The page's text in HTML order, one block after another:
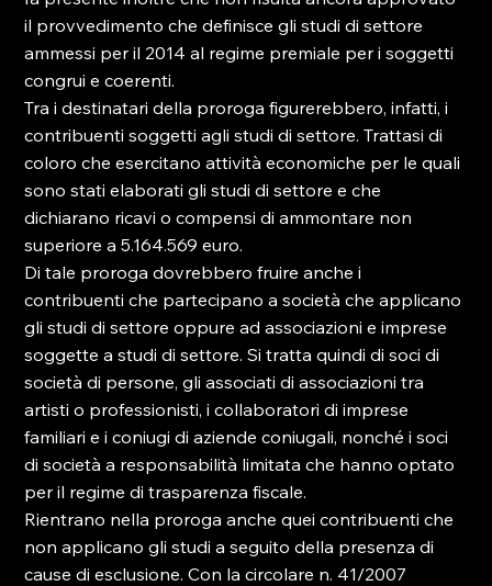
il provvedimento che definisce gli studi di settore
ammessi per il 2014 al regime premiale per i soggetti
congrui e coerenti.
Tra i destinatari della proroga figurerebbero, infatti, i
contribuenti soggetti agli studi di settore. Trattasi di
coloro che esercitano attività economiche per le quali
sono stati elaborati gli studi di settore e che
dichiarano ricavi o compensi di ammontare non
superiore a 5.164.569 euro.
Di tale proroga dovrebbero fruire anche i
contribuenti che partecipano a società che applicano
gli studi di settore oppure ad associazioni e imprese
soggette a studi di settore. Si tratta quindi di soci di
società di persone, gli associati di associazioni tra
artisti o professionisti, i collaboratori di imprese
familiari e i coniugi di aziende coniugali, nonché i soci
di società a responsabilità limitata che hanno optato
per il regime di trasparenza fiscale.
Rientrano nella proroga anche quei contribuenti che
non applicano gli studi a seguito della presenza di
cause di esclusione. Con la circolare n. 41/2007